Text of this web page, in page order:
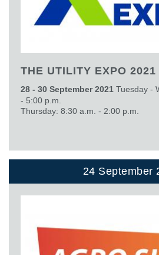
THE UTILITY EXPO 2021
28 - 30 September 2021 Tuesday -
- 5:00 p.m.
Thursday: 8:30 a.m. - 2:00 p.m.
24 September